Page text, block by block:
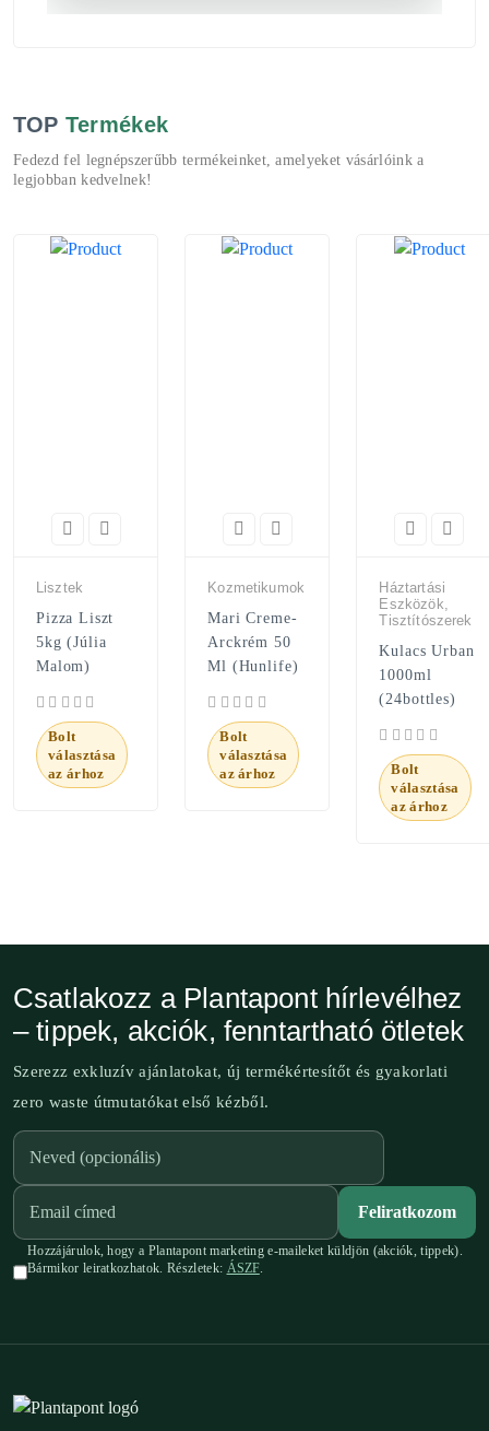
TOP Termékek
Fedezd fel legnépszerűbb termékeinket, amelyeket vásárlóink a
legjobban kedvelnek!
Lisztek
Pizza Liszt
5kg (Júlia
Malom)
Bolt
választása
az árhoz
Kozmetikumok
Mari Creme-
Arckrém 50
Ml (Hunlife)
Bolt
választása
az árhoz
Háztartási
Eszközök,
Tisztítószerek
Kulacs Urban
1000ml
(24bottles)
Bolt
választása
az árhoz
Csatlakozz a Plantapont hírlevélhez
– tippek, akciók, fenntartható ötletek
Szerezz exkluzív ajánlatokat, új termékértesítőt és gyakorlati
zero waste útmutatókat első kézből.
Feliratkozom
Hozzájárulok, hogy a Plantapont marketing e-maileket küldjön (akciók, tippek).
Bármikor leiratkozhatok. Részletek: ÁSZF.